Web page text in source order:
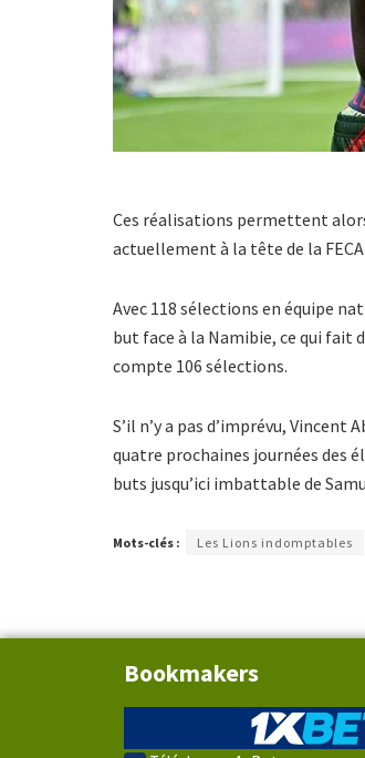
Ces réalisations permettent
actuellement à la tête de la
Avec 118 sélections en équipe
but face à la Namibie, ce qui fait
compte 106 sélections.
S’il n’y a pas d’imprévu,
quatre prochaines journées des
buts jusqu’ici imbattable de
Mots-clés : Les Lions indomptables
Bookmakers